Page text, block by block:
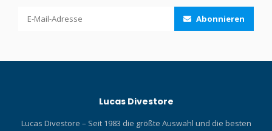
Abonnieren
Lucas Divestore
Lucas Divestore – Seit 1983 die größte Auswahl und die besten